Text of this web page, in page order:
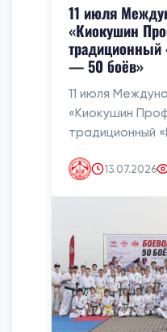
11 июля
«Киокушин
традиционный
— 50 боёв»
11 июля
«Киокушин
традиционный
13.07.2026